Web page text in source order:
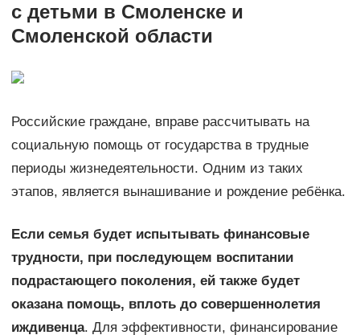
с детьми в Смоленске и
Смоленской области
Российские граждане, вправе рассчитывать на
социальную помощь от государства в трудные
периоды жизнедеятельности. Одним из таких
этапов, является вынашивание и рождение ребёнка.
Если семья будет испытывать финансовые
трудности, при последующем воспитании
подрастающего поколения, ей также будет
оказана помощь, вплоть до совершеннолетия
иждивенца. Для эффективности, финансирование